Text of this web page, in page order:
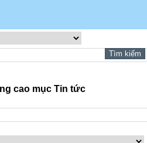
cao mục Tin tức